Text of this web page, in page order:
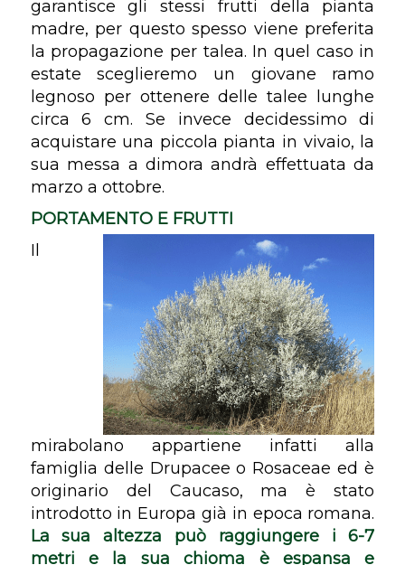
garantisce gli stessi frutti della pianta
madre, per questo spesso viene preferita
la propagazione per talea. In quel caso in
estate sceglieremo un giovane ramo
legnoso per ottenere delle talee lunghe
circa 6 cm. Se invece decidessimo di
acquistare una piccola pianta in vivaio, la
sua messa a dimora andrà effettuata da
marzo a ottobre.
PORTAMENTO E FRUTTI
Il
mirabolano appartiene infatti alla
famiglia delle Drupacee o Rosaceae ed è
originario del Caucaso, ma è stato
introdotto in Europa già in epoca romana.
La sua altezza può raggiungere i 6-7
metri e la sua chioma è espansa e